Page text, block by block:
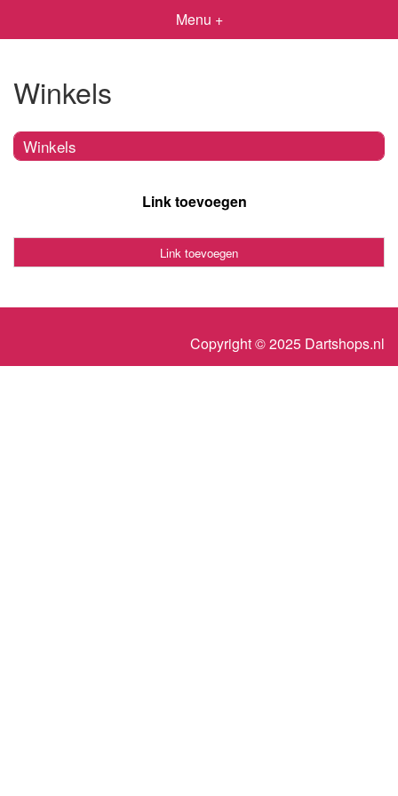
Menu +
Winkels
Winkels
Link toevoegen
Link toevoegen
Copyright © 2025 Dartshops.nl